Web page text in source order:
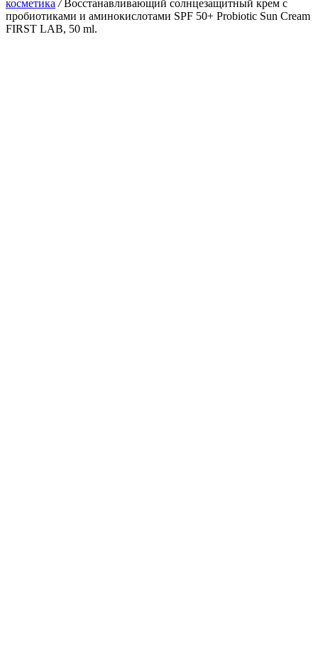
косметика / Восстанавливающий солнцезащитный крем с
пробиотиками и аминокислотами SPF 50+ Probiotic Sun Cream
FIRST LAB, 50 ml.